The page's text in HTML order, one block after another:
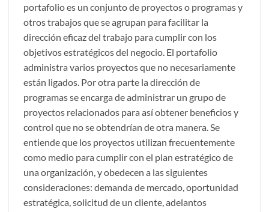
portafolio es un conjunto de proyectos o programas y
otros trabajos que se agrupan para facilitar la
dirección eficaz del trabajo para cumplir con los
objetivos estratégicos del negocio. El portafolio
administra varios proyectos que no necesariamente
están ligados. Por otra parte la dirección de
programas se encarga de administrar un grupo de
proyectos relacionados para así obtener beneficios y
control que no se obtendrían de otra manera. Se
entiende que los proyectos utilizan frecuentemente
como medio para cumplir con el plan estratégico de
una organización, y obedecen a las siguientes
consideraciones: demanda de mercado, oportunidad
estratégica, solicitud de un cliente, adelantos